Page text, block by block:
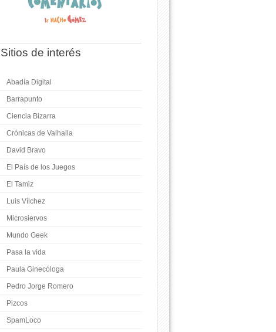
Sitios de interés
Abadía Digital
Barrapunto
Ciencia Bizarra
Crónicas de Valhalla
David Bravo
El País de los Juegos
El Tamiz
Luis Vílchez
Microsiervos
Mundo Geek
Pasa la vida
Paula Ginecóloga
Pedro Jorge Romero
Pizcos
SpamLoco